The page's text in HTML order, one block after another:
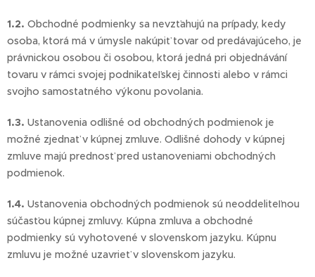
1.2. Obchodné podmienky sa nevzťahujú na prípady, kedy
osoba, ktorá má v úmysle nakúpiť tovar od predávajúceho, je
právnickou osobou či osobou, ktorá jedná pri objednávání
tovaru v rámci svojej podnikateľskej činnosti alebo v rámci
svojho samostatného výkonu povolania.
1.3. Ustanovenia odlišné od obchodných podmienok je
možné zjednať v kúpnej zmluve. Odlišné dohody v kúpnej
zmluve majú prednosť pred ustanoveniami obchodných
podmienok.
1.4. Ustanovenia obchodných podmienok sú neoddeliteľnou
súčasťou kúpnej zmluvy. Kúpna zmluva a obchodné
podmienky sú vyhotovené v slovenskom jazyku. Kúpnu
zmluvu je možné uzavrieť v slovenskom jazyku.